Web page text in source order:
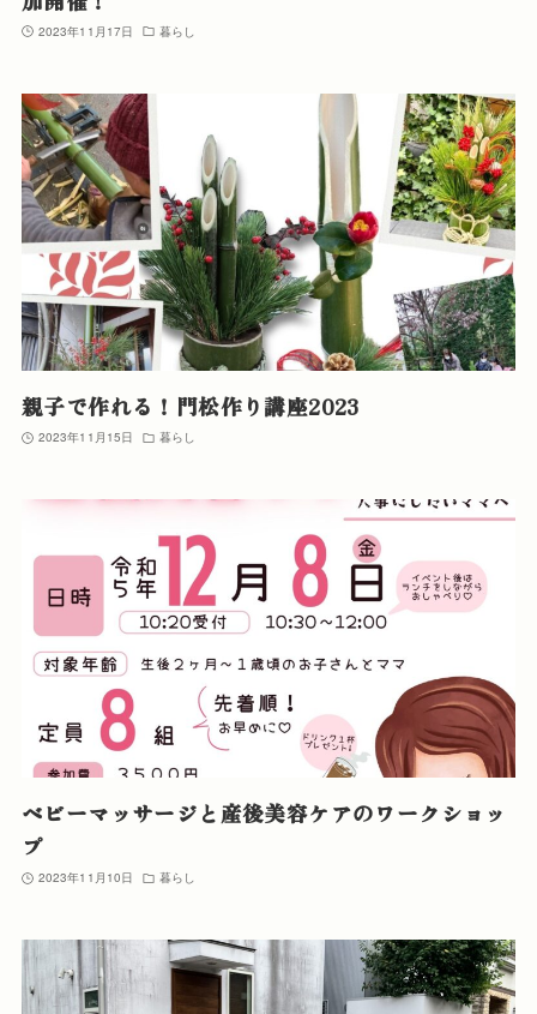
2023年11月17日 暮らし
親子で作れる！門松作り講座2023
2023年11月15日 暮らし
ベビーマッサージと産後美容ケアのワークショッ
プ
2023年11月10日 暮らし